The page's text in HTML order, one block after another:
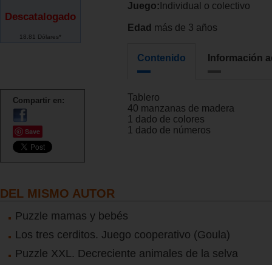
Descatalogado
18.81 Dólares*
Compartir en:
Save
Juego: Individual o colectivo
Edad más de 3 años
Contenido Información
Tablero
40 manzanas de madera
1 dado de colores
1 dado de números
DEL MISMO AUTOR
Puzzle mamas y bebés
Los tres cerditos. Juego cooperativo (Goula)
Puzzle XXL. Decreciente animales de la selva